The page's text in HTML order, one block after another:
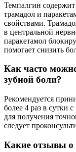
Темпалгин
трамадол и
свойствами.
в центральной
паракетамол
помогает снизить
Как часто
зубной боли?
Рекомендуется
более 4 раз в сутки
для получения
следует
Какие отзывы о